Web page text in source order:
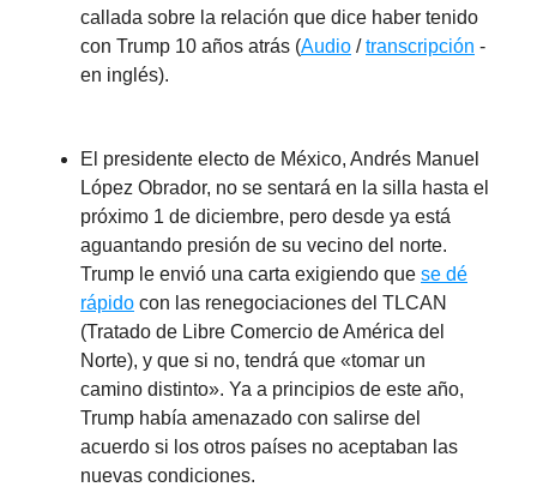
callada sobre la relación que dice haber tenido
con Trump 10 años atrás (Audio /transcripción -
en inglés).
El presidente electo de México, Andrés Manuel
López Obrador, no se sentará en la silla hasta el
próximo 1 de diciembre, pero desde ya está
aguantando presión de su vecino del norte.
Trump le envió una carta exigiendo que se dé
rápido con las renegociaciones del TLCAN
(Tratado de Libre Comercio de América del
Norte), y que si no, tendrá que «tomar un
camino distinto». Ya a principios de este año,
Trump había amenazado con salirse del
acuerdo si los otros países no aceptaban las
nuevas condiciones.